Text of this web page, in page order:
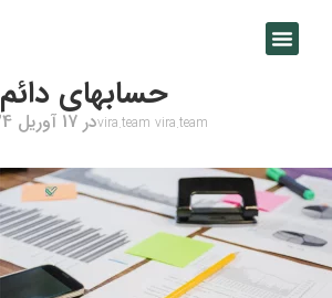
حسابهای دائم
vira.team vira.teamدر 17 آوریل 2024